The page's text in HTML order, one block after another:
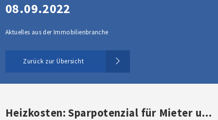
08.09.2022
Aktuelles aus der Immobilienbranche
Zurück zur Übersicht
Heizkosten: Sparpotenzial für Mieter und Eigentümer